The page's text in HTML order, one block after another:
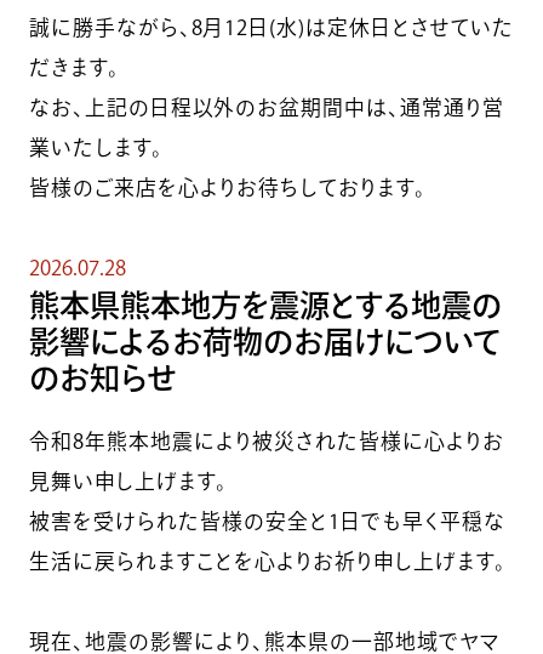
誠に勝手ながら、8月12日(水)は定休日とさせていた
だきます。
なお、上記の日程以外のお盆期間中は、通常通り営
業いたします。
皆様のご来店を心よりお待ちしております。
2026.07.28
熊本県熊本地方を震源とする地震の
影響によるお荷物のお届けについて
のお知らせ
令和8年熊本地震により被災された皆様に心よりお
見舞い申し上げます。
被害を受けられた皆様の安全と1日でも早く平穏な
生活に戻られますことを心よりお祈り申し上げます。
現在、地震の影響により、熊本県の一部地域でヤマ